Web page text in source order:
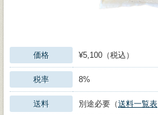
価格 ¥5,100（税込）
税率 8%
送料 別途必要（送料一覧表